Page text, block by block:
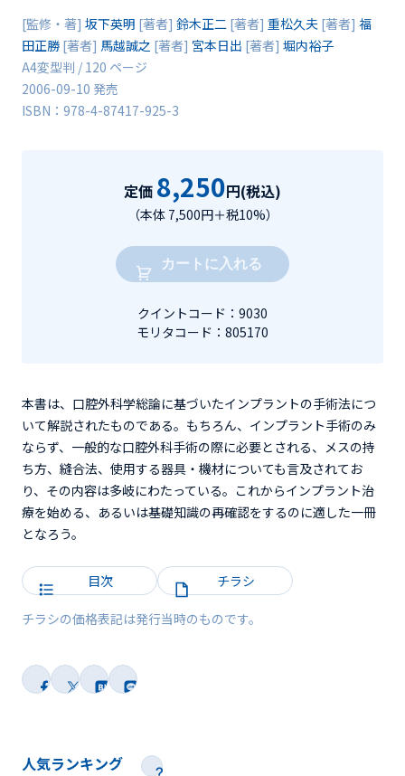
[監修・著] 坂下英明 [著者] 鈴木正二 [著者] 重松久夫 [著者] 福
田正勝 [著者] 馬越誠之 [著者] 宮本日出 [著者] 堀内裕子
A4変型判 / 120 ページ
2006-09-10 発売
ISBN：978-4-87417-925-3
定価 8,250円(税込)
（本体 7,500円＋税10%）
カートに入れる
クイントコード：9030
モリタコード：805170
本書は、口腔外科学総論に基づいたインプラントの手術法につ
いて解説されたものである。もちろん、インプラント手術のみ
ならず、一般的な口腔外科手術の際に必要とされる、メスの持
ち方、縫合法、使用する器具・機材についても言及されてお
り、その内容は多岐にわたっている。これからインプラント治
療を始める、あるいは基礎知識の再確認をするのに適した一冊
となろう。
目次 チラシ
チラシの価格表記は発行当時のものです。
人気ランキング